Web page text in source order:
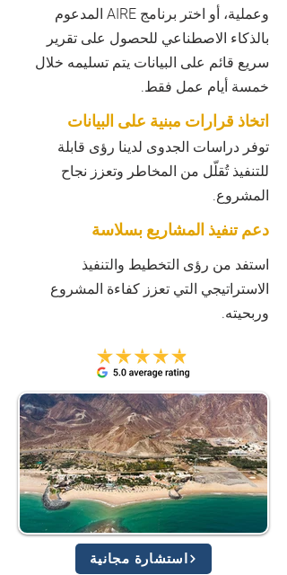
وعملية، أو اختر برنامج AIRE المدعوم
بالذكاء الاصطناعي للحصول على تقرير
سريع قائم على البيانات يتم تسليمه خلال
خمسة أيام عمل فقط.
اتخاذ قرارات مبنية على البيانات
توفر دراسات الجدوى لدينا رؤى قابلة
للتنفيذ تُقلّل من المخاطر وتعزز نجاح
المشروع.
دعم تنفيذ المشاريع بسلاسة
استفد من رؤى التخطيط والتنفيذ
الاستراتيجي التي تعزز كفاءة المشروع
وربحيته.
استشارة مجانية